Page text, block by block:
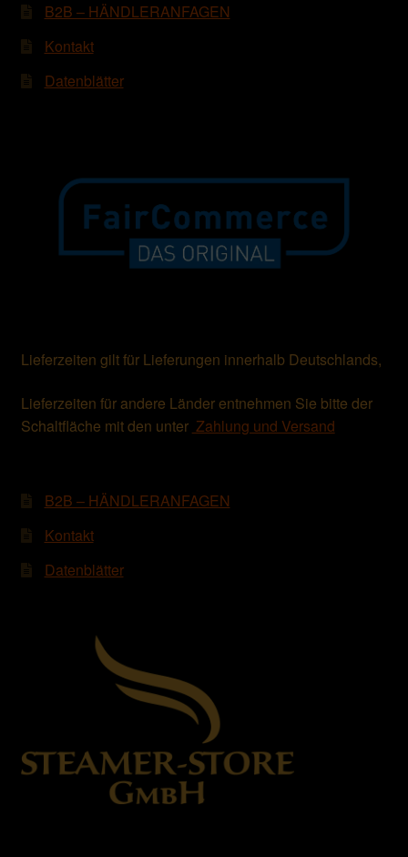
B2B – HÄNDLERANFAGEN
Kontakt
Datenblätter
Lieferzeiten gilt für Lieferungen innerhalb Deutschlands,
Lieferzeiten für andere Länder entnehmen Sie bitte der
Schaltfläche mit den unter Zahlung und Versand
B2B – HÄNDLERANFAGEN
Kontakt
Datenblätter